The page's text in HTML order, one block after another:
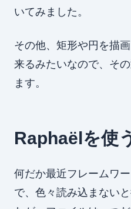
いてみました。
その他、矩形や円を描
来るみたいなので、そ
ます。
Raphaëlを使
何だか最近フレームワ
で、色々読み込まない